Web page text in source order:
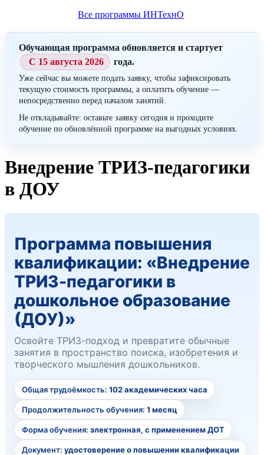
Все программы ИНТехнО
Обучающая программа обновляется и стартует
С 15 августа 2026
года.
Уже сейчас вы можете подать заявку, чтобы зафиксировать
текущую стоимость программы, а оплатить обучение —
непосредственно перед началом занятий.
Не откладывайте: оставьте заявку сегодня и проходите
обучение по обновлённой программе на выгодных условиях.
Внедрение ТРИЗ-педагогики
в ДОУ
Программа повышения
квалификации: «Внедрение
ТРИЗ-педагогики в
дошкольное образование
(ДОУ)»
Освойте ТРИЗ-подход и превратите обычные
занятия в пространство поиска, изобретения и
творческого мышления дошкольников.
Общая трудоёмкость: 102 академических часа
Продолжительность обучения: 1 месяц
Форма обучения: электронная, с применением ДОТ
Документ: удостоверение о повышении квалификации